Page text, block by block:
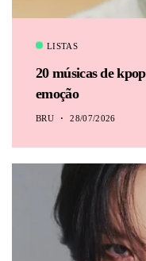
LISTAS
20 músicas de
emoção
BRU 28/07/2026